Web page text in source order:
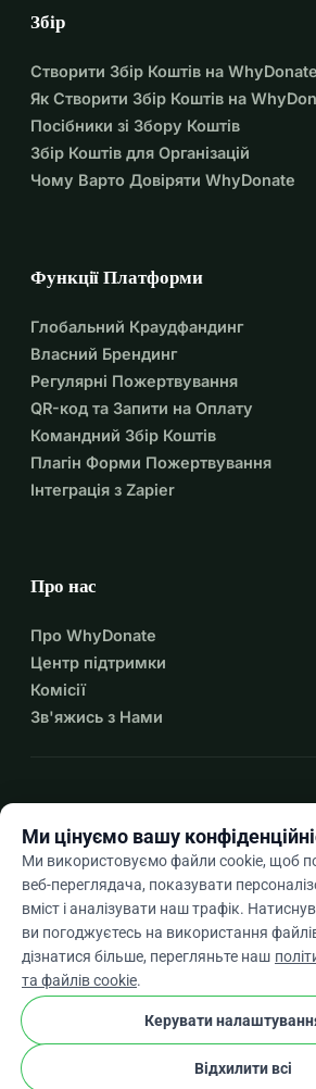
Збір
Створити Збір Коштів на WhyDonate
Як Створити Збір Коштів на
Посібники зі Збору Коштів
Збір Коштів для Організацій
Чому Варто Довіряти WhyDonate
Функції Платформи
Глобальний Краудфандинг
Власний Брендинг
Регулярні Пожертвування
QR-код та Запити на Оплату
Командний Збір Коштів
Плагін Форми Пожертвування
Інтеграція з Zapier
Про нас
Про WhyDonate
Центр підтримки
Комісії
Зв'яжись з Нами
Ukarrow_drop_down
★★★★★4,9 / 5 на основі 500+
WhyDonate
Умови та положення
Ми цінуємо вашу
Ми використовуємо файли cookie, щоб
веб-переглядача, показувати
вміст і аналізувати наш трафік.
ви погоджуєтесь на використання
дізнатися більше, перегляньте наш
та файлів cookie.
Керувати
Відхилити всі